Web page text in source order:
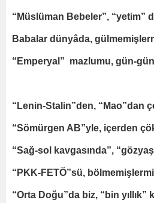
“Müslüman Bebeler”, “yetim”
Babalar dünyâda,
“Emperyal” mazlumu, gün-
“Lenin-Stalin”den, “Mao”dan
“Sömürgen AB”yle, içerden
“Sağ-sol kavgasında”,
“PKK-FETÖ”sü,
“Orta Doğu”da biz, “bin yıllık”